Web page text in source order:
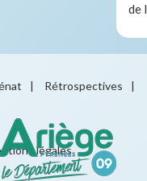
de
| Rétrospectives |
légales